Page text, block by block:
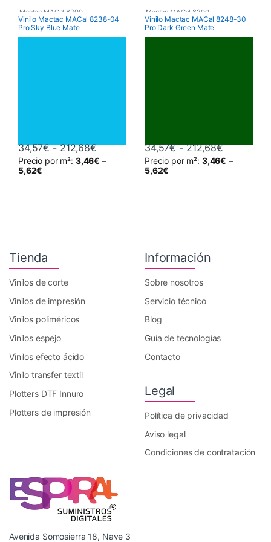
Mactac MACal 8200
Vinilo Mactac MACal 8238-04
Pro Sky Blue Mate
34,57€ - 212,68€Rango de precios: desde 34,57€
Precio por m²: 3,46€ –
5,62€
Este producto tiene múltiples variantes. Las opciones se
Mactac MACal 8200
Vinilo Mactac MACal 8248-30
Pro Dark Green Mate
34,57€ - 212,68€Rango de
Precio por m²: 3,46€ –
5,62€
Este producto tiene múltiples
Tienda
Vinilos de corte
Vinilos de impresión
Vinilos poliméricos
Vinilos espejo
Vinilos efecto ácido
Vinilo transfer textil
Plotters DTF Innuro
Plotters de impresión
Información
Sobre nosotros
Servicio técnico
Blog
Guía de tecnologías
Contacto
Legal
Política de privacidad
Aviso legal
Condiciones de contratación
Avenida Somosierra 18, Nave 3